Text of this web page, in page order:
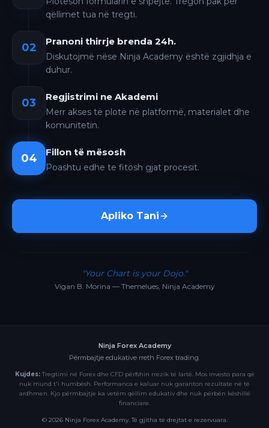
qëllimet tua në tregti.
02 Pranoni thirrje brenda 24h.
Diskutojmë nëse Ninja Academy është zgjidhja e
duhur.
03 Regjistrimi ne Akademi
Merr akses të plotë në platformë, materialet dhe
komunitetin.
04 Fillon të mësosh
Poashtu edhe te fitosh gjat procesit.
Apliko Tani
"Your Chart is your Dojo."
Vigan B. Morina — Themelues, Ninja Academy
Ninja Forex Academy
Përmbajtje edukative rreth Forex trading.
Kujdes:Tregtimi në Forex dhe CFD përfshin rrezik të lartë. Mos investo para që
nuk mund t'i humbësh. Performanca e kaluar nuk garanton rezultate në të
ardhmen. Kjo përmbajtje ka vetëm qëllim edukativ dhe nuk përbën këshillë
financiare.
© 2026Ninja Forex Academy. Të gjitha të drejtat e rezervuara.